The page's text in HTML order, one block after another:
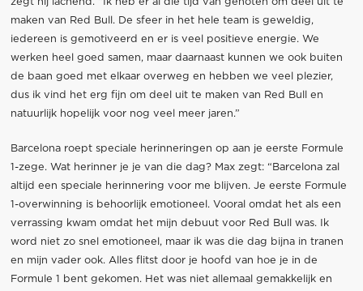
zegt hij lachend. “Ik heb er al die tijd van genoten om deel uit te
maken van Red Bull. De sfeer in het hele team is geweldig,
iedereen is gemotiveerd en er is veel positieve energie. We
werken heel goed samen, maar daarnaast kunnen we ook buiten
de baan goed met elkaar overweg en hebben we veel plezier,
dus ik vind het erg fijn om deel uit te maken van Red Bull en
natuurlijk hopelijk voor nog veel meer jaren.”
Barcelona roept speciale herinneringen op aan je eerste Formule
1-zege. Wat herinner je je van die dag? Max zegt: “Barcelona zal
altijd een speciale herinnering voor me blijven. Je eerste Formule
1-overwinning is behoorlijk emotioneel. Vooral omdat het als een
verrassing kwam omdat het mijn debuut voor Red Bull was. Ik
word niet zo snel emotioneel, maar ik was die dag bijna in tranen
en mijn vader ook. Alles flitst door je hoofd van hoe je in de
Formule 1 bent gekomen. Het was niet allemaal gemakkelijk en